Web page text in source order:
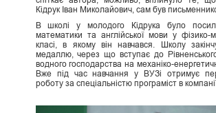
Кідрук Іван Миколайович, сам був
В школі у молодого Кідрука було
математики та англійської мови у фізико-
класі, в якому він навчався. Школу
медаллю, через що вступає до
водного господарства на механіко-
Вже під час навчання у ВУЗі отримує
роботу за спеціальністю програміст в